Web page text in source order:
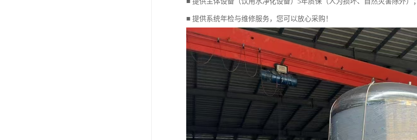
■ 提供系统年检与维修服务，您可以放心采购！